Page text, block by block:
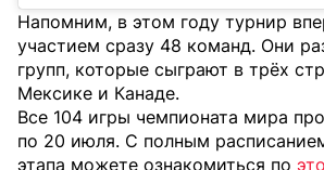
Напомним, в этом году турнир
участием сразу 48 команд. Они
групп, которые сыграют в трёх
Мексике и Канаде.
Все 104 игры чемпионата мира
по 20 июля. С полным
этапа можете ознакомиться по